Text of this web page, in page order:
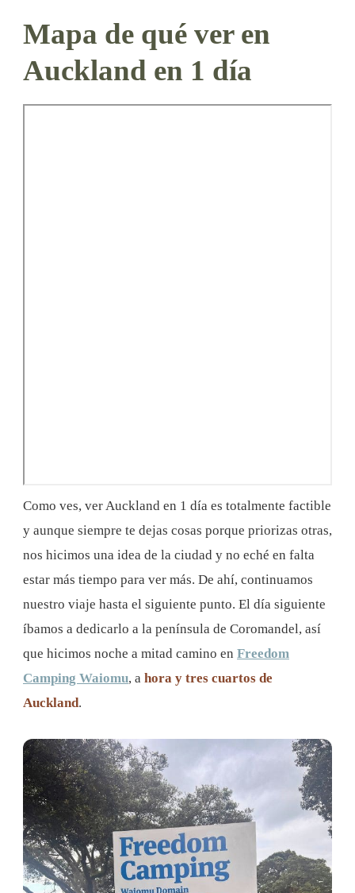
Mapa de qué ver en
Auckland en 1 día
Como ves, ver Auckland en 1 día es totalmente factible
y aunque siempre te dejas cosas porque priorizas otras,
nos hicimos una idea de la ciudad y no eché en falta
estar más tiempo para ver más. De ahí, continuamos
nuestro viaje hasta el siguiente punto. El día siguiente
íbamos a dedicarlo a la península de Coromandel, así
que hicimos noche a mitad camino en Freedom
Camping Waiomu, a hora y tres cuartos de
Auckland.